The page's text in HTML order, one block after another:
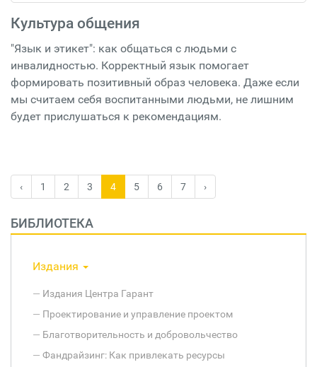
Культура общения
"Язык и этикет": как общаться с людьми с
инвалидностью. Корректный язык помогает
формировать позитивный образ человека. Даже если
мы считаем себя воспитанными людьми, не лишним
будет прислушаться к рекомендациям.
‹ 1 2 3 4 5 6 7 ›
БИБЛИОТЕКА
Издания
Издания Центра Гарант
Проектирование и управление проектом
Благотворительность и добровольчество
Фандрайзинг: Как привлекать ресурсы